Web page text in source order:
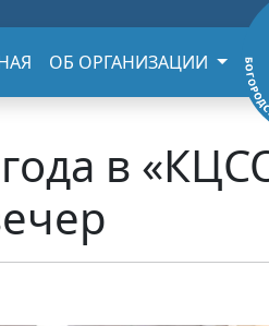
ОБ ОРГАНИЗАЦИИ
в